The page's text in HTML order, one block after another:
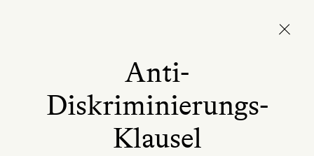
Anti-
Diskriminierungs-
Klausel